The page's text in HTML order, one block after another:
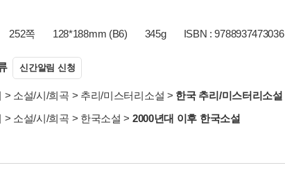
252쪽 128*188mm (B6) 345g ISBN : 9788937473036
신간알림 신청
> 소설/시/희곡 > 추리/미스터리소설 > 한국 추리/미스터리소설
> 소설/시/희곡 > 한국소설 > 2000년대 이후 한국소설